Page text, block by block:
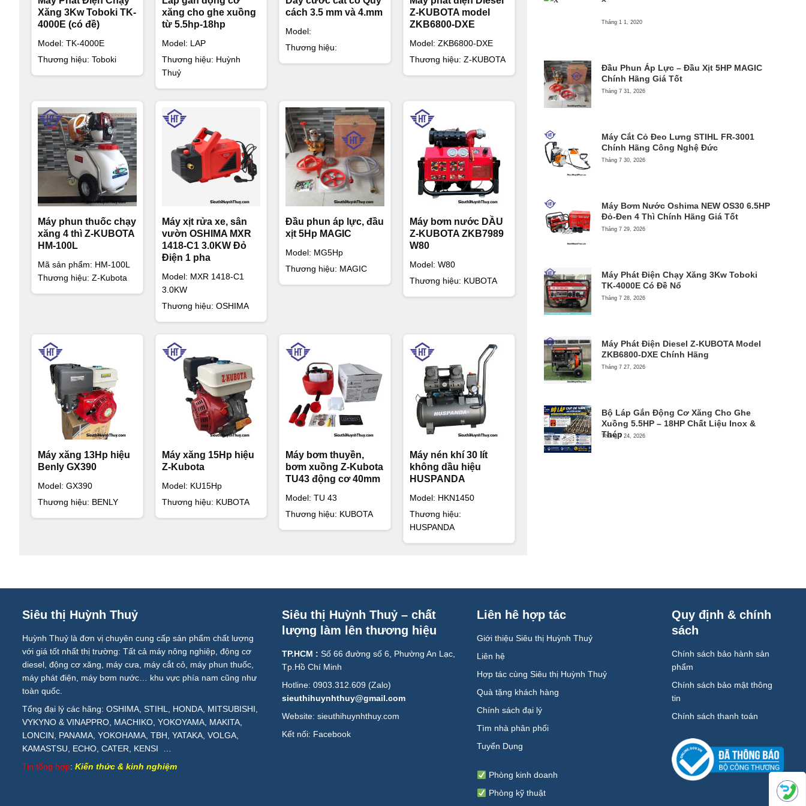
Chiều rộng lưỡi 3/8 ich
Trọng lượng: 5.6kg
Bảo hành : 6 tháng
TRUNG TÂM TƯ VẤN KỸ THUẬT VÀ SỮA CHỮA BẢO HÀNH
SIÊU THỊ HUỲNH THUỶ
Địa chỉ: Số 66 đường số 6, Phường Bình Trị Đông B, Quận Bình Tân, Tp.HCM
0903.312.609 hoặc 0938.884.888 Mrs Thuỷ
Xăng 3Kw Toboki TK-
4000E (có đề)
Model: TK-4000E
Thương hiệu: Toboki
xăng cho ghe xuồng
từ 5.5hp-18hp
Model: LAP
Thương hiệu: Huỳnh
Thuỷ
cách 3.5 mm và 4.mm
Model:
Thương hiệu:
Z-KUBOTA model
ZKB6800-DXE
Model: ZKB6800-DXE
Thương hiệu: Z-KUBOTA
Máy phun thuốc chạy
xăng 4 thì Z-KUBOTA
HM-100L
Mã sản phẩm: HM-100L
Thương hiệu: Z-Kubota
Máy xịt rửa xe, sân
vườn OSHIMA MXR
1418-C1 3.0KW Đỏ
Điện 1 pha
Model: MXR 1418-C1
3.0KW
Thương hiệu: OSHIMA
Đầu phun áp lực, đầu
xịt 5Hp MAGIC
Model: MG5Hp
Thương hiệu: MAGIC
Máy bơm nước DẦU
Z-KUBOTA ZKB7989
W80
Model: W80
Thương hiệu: KUBOTA
Máy xăng 13Hp hiệu
Benly GX390
Model: GX390
Thương hiệu: BENLY
Máy xăng 15Hp hiệu
Z-Kubota
Model: KU15Hp
Thương hiệu: KUBOTA
Máy bơm thuyền,
bơm xuồng Z-Kubota
TU43 động cơ 40mm
Model: TU 43
Thương hiệu: KUBOTA
Máy nén khí 30 lít
không dầu hiệu
HUSPANDA
Model: HKN1450
Thương hiệu:
HUSPANDA
Tháng 1 1, 2020
Đầu Phun Áp Lực – Đầu Xịt 5HP MAGIC
Chính Hãng Giá Tốt
Tháng 7 31, 2026
Máy Cắt Cỏ Đeo Lưng STIHL FR-3001
Chính Hãng Công Nghệ Đức
Tháng 7 30, 2026
Máy Bơm Nước Oshima NEW OS30 6.5HP
Đỏ-Đen 4 Thì Chính Hãng Giá Tốt
Tháng 7 29, 2026
Máy Phát Điện Chạy Xăng 3Kw Toboki
TK-4000E Có Đề Nổ
Tháng 7 28, 2026
Máy Phát Điện Diesel Z-KUBOTA Model
ZKB6800-DXE Chính Hãng
Tháng 7 27, 2026
Bộ Láp Gắn Động Cơ Xăng Cho Ghe
Xuồng 5.5HP – 18HP Chất Liệu Inox &
Thép
Tháng 7 24, 2026
Siêu thị Huỳnh Thuỷ
Huỳnh Thuỷ là đơn vị chuyên cung cấp sản phẩm chất lượng
với giá tốt nhất thị trường: Tất cả máy nông nghiệp, động cơ
diesel, động cơ xăng, máy cưa, máy cắt cỏ, máy phun thuốc,
máy phát điện, máy bơm nước… khu vực phía nam cũng như
toàn quốc.
Tổng đại lý các hãng: OSHIMA, STIHL, HONDA, MITSUBISHI,
VYKYNO & VINAPPRO, MACHIKO, YOKOYAMA, MAKITA,
LONCIN, PANAMA, YOKOHAMA, TBH, YATAKA, VOLGA,
KAMASTSU, ECHO, CATER, KENSI …
Tin tổng hợp: Kiến thức & kinh nghiệm
Siêu thị Huỳnh Thuỷ – chất
lượng làm lên thương hiệu
TP.HCM : Số 66 đường số 6, Phường An Lạc,
Tp.Hồ Chí Minh
Hotline: 0903.312.609 (Zalo)
sieuthihuynhthuy@gmail.com
Website: sieuthihuynhthuy.com
Kết nối: Facebook
Liên hê hợp tác
Giới thiệu Siêu thị Huỳnh Thuỷ
Liên hệ
Hợp tác cùng Siêu thị Huỳnh Thuỷ
Quà tặng khách hàng
Chính sách đại lý
Tìm nhà phân phối
Tuyển Dụng
Phòng kinh doanh
Phòng kỹ thuật
Quy định & chính
sách
Chính sách bảo hành sản
phẩm
Chính sách bảo mật thông
tin
Chính sách thanh toán